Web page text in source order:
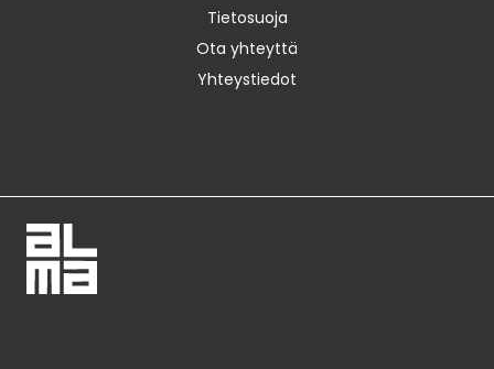
Tietosuoja
Ota yhteyttä
Yhteystiedot